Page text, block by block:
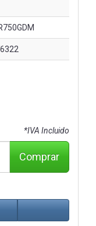
*IVA Incluido
Comprar